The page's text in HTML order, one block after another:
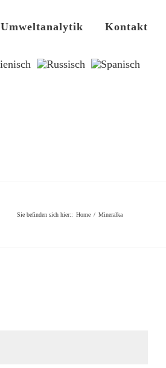
Umweltanalytik Kontakt
Sie befinden sich hier:: Home / Mineralka